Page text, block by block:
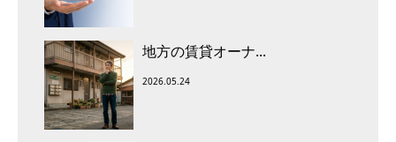
地方の賃貸オーナ...
2026.05.24